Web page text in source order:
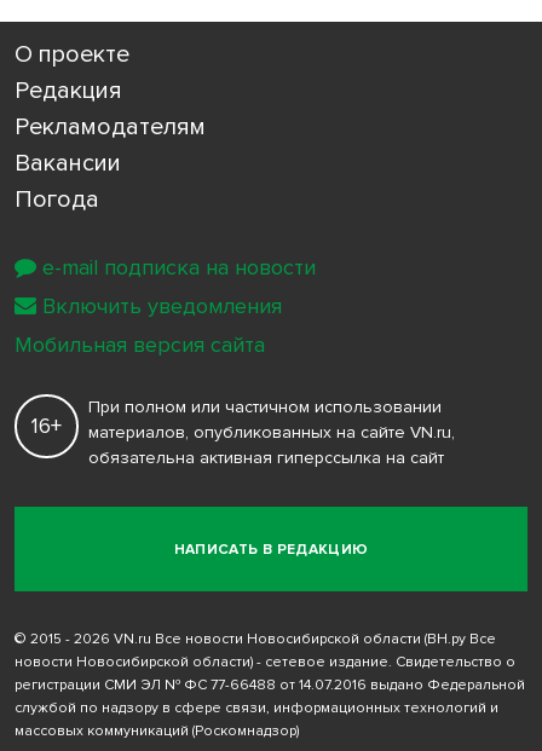
О проекте
Редакция
Рекламодателям
Вакансии
Погода
НАПИСАТЬ В РЕДАКЦИЮ
16+
При полном или частичном использовании
материалов, опубликованных на сайте VN.ru,
обязательна активная гиперссылка на сайт
© 2015 - 2026 VN.ru Все новости Новосибирской области (ВН.ру Все
новости Новосибирской области) - сетевое издание. Свидетельство о
регистрации СМИ ЭЛ № ФС 77-66488 от 14.07.2016 выдано Федеральной
службой по надзору в сфере связи, информационных технологий и
массовых коммуникаций (Роскомнадзор)
e-mail подписка на новости
Включить уведомления
Мобильная версия сайта